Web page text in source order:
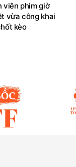
viên phim giờ
vừa công khai
kèo